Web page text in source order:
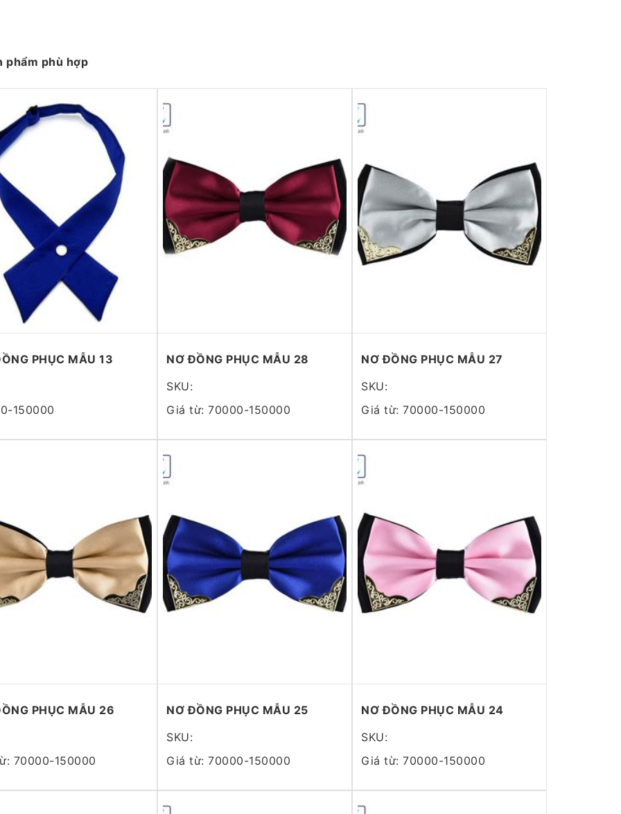
phẩm phù hợp
PHỤC MẪU 13
150000
NƠ ĐỒNG PHỤC MẪU 28
SKU:
Giá từ: 70000-150000
NƠ ĐỒNG PHỤC MẪU 27
SKU:
Giá từ: 70000-150000
PHỤC MẪU 26
70000-150000
NƠ ĐỒNG PHỤC MẪU 25
SKU:
Giá từ: 70000-150000
NƠ ĐỒNG PHỤC MẪU 24
SKU:
Giá từ: 70000-150000